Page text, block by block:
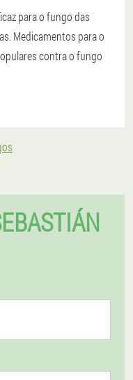
para o fungo das
Medicamentos para o
contra o fungo